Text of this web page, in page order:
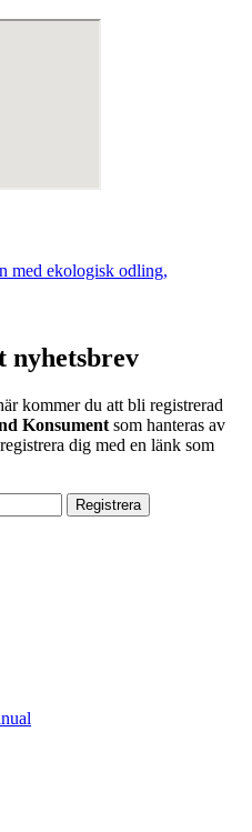
med ekologisk odling,
nyhetsbrev
kommer du att bli registrerad
Konsument som hanteras av
dig med en länk som